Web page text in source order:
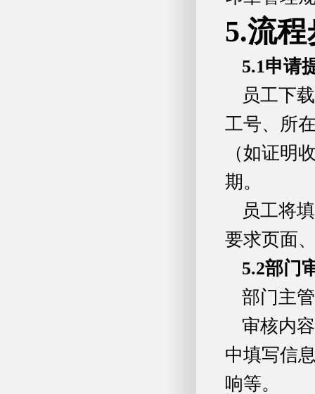
5.流
5.1申请
员工下
工号、所
（如证明
期。
员工将
要求页面
5.2部门
部门主
审核内
中填写信
响等。